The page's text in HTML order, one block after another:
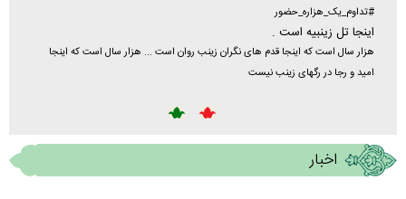
#تداوم_یک_هزاره_حضور
اینجا تل زینبیه است .
هزار سال است که اینجا قدم های نگران زینب روان است ... هزار سال است که اینجا
امید و رجا در رگهای زینب نیست
اخبار